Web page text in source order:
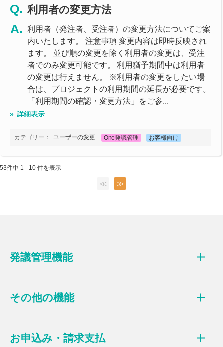
利用者の変更方法
利用者（発注者、受注者）の変更方法についてご案
内いたします。 注意事項 変更内容は即時反映され
ます。 並び順の変更を除く利用者の変更は、受注
者でのみ変更可能です。 利用猶予期間中は利用者
の変更は行えません。 ※利用者の変更をしたい場
合は、プロジェクトの利用期間の延長が必要です。
「利用期間の確認・変更方法」をご参...
詳細表示
カテゴリー： ユーザーの変更 One発議管理 お客様向け
53件中 1 - 10 件を表示
≪ ≫
発議管理機能
その他の機能
お申込み・請求支払